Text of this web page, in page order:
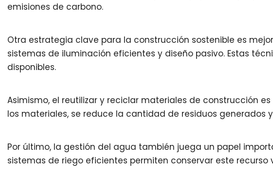
emisiones de carbono.
Otra estrategia clave para la construcción sostenible es
sistemas de iluminación eficientes y diseño pasivo. Estas
disponibles.
Asimismo, el reutilizar y reciclar materiales de construcción
los materiales, se reduce la cantidad de residuos generados
Por último, la gestión del agua también juega un papel
sistemas de riego eficientes permiten conservar este